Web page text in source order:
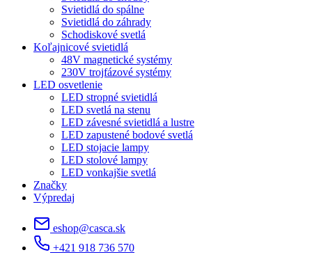
Svietidlá do spálne
Svietidlá do záhrady
Schodiskové svetlá
Koľajnicové svietidlá
48V magnetické systémy
230V trojfázové systémy
LED osvetlenie
LED stropné svietidlá
LED svetlá na stenu
LED závesné svietidlá a lustre
LED zapustené bodové svetlá
LED stojacie lampy
LED stolové lampy
LED vonkajšie svetlá
Značky
Výpredaj
eshop@casca.sk
+421 918 736 570